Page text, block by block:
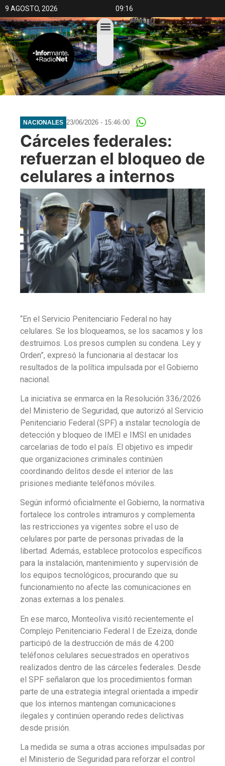
9 AGOSTO, 2026 09:16
NACIONALES 23/06/2026 - 15:46:00
Cárceles federales:
refuerzan el bloqueo de
celulares a internos
“En el Servicio Penitenciario Federal no hay
celulares. Se los bloqueamos, se los sacamos y los
destruimos. Los presos cumplen su condena. Ley y
Orden”, expresó la funcionaria al destacar los
resultados de la política impulsada por el Gobierno
nacional.
La iniciativa se enmarca en la Resolución 336/2026
del Ministerio de Seguridad, que autorizó al Servicio
Penitenciario Federal (SPF) a instalar tecnología de
detección y bloqueo de IMEI e IMSI en unidades
carcelarias de todo el país. El objetivo es impedir
que organizaciones criminales continúen
coordinando delitos desde el interior de las
prisiones mediante teléfonos móviles.
Según informó oficialmente el Gobierno, la normativa
fortalece los controles intramuros y complementa
las restricciones ya vigentes sobre el uso de
celulares por parte de personas privadas de la
libertad. Además, establece protocolos específicos
para la instalación, mantenimiento y supervisión de
los equipos tecnológicos, procurando que su
funcionamiento no afecte las comunicaciones en
zonas externas a los penales.
En ese marco, Monteoliva visitó recientemente el
Complejo Penitenciario Federal I de Ezeiza, donde
participó de la destrucción de más de 4.200
teléfonos celulares secuestrados en operativos
realizados dentro de las cárceles federales. Desde
el SPF señalaron que los procedimientos forman
parte de una estrategia integral orientada a impedir
que los internos mantengan comunicaciones
ilegales y continúen operando redes delictivas
desde prisión.
La medida se suma a otras acciones impulsadas por
el Ministerio de Seguridad para reforzar el control